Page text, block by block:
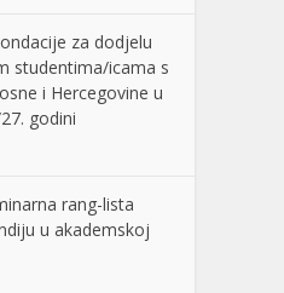
za dodjelu
studentima/icama s
i Hercegovine u
godini
rang-lista
u akademskoj